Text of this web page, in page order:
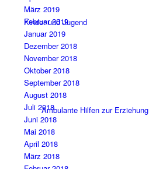
Kinder und Jugend
Ambulante Hilfen zur Erziehung
März 2019
Februar 2019
Januar 2019
Dezember 2018
November 2018
Oktober 2018
September 2018
August 2018
Juli 2018
Juni 2018
Mai 2018
April 2018
März 2018